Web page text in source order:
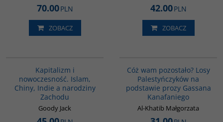
70.00PLN
ZOBACZ
42.00PLN
ZOBACZ
Kapitalizm i
nowoczesność. Islam,
Chiny, Indie a narodziny
Zachodu
Goody Jack
Cóż wam pozostało? Losy
Palestyńczyków na
podstawie prozy Gassana
Kanafaniego
Al-Khatib Małgorzata